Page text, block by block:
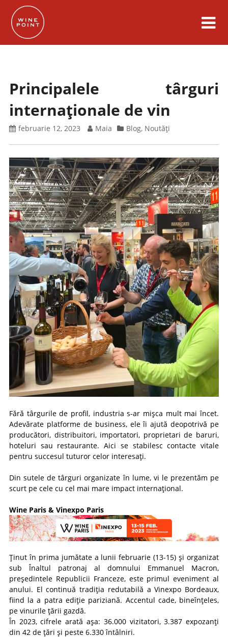
content
Principalele târguri
internaționale de vin
februarie 12, 2023 Maia Blog, Noutăți
Fără târgurile de profil, industria s-ar mișca mult mai încet.
Adevărate platforme de business, ele îi ajută deopotrivă pe
producători, distribuitori, importatori, proprietari de baruri,
hoteluri sau restaurante. Aici se stabilesc contacte vitale
pentru succesul tuturor celor interesați.
Din sutele de târguri organizate în lume, vi le prezentăm pe
scurt pe cele cu cel mai mare impact internațional.
Wine Paris & Vinexpo Paris
Ținut în prima jumătate a lunii februarie (13-15) și organizat
sub Înaltul patronaj al domnului Emmanuel Macron,
președintele Republicii Franceze, este primul eveniment al
anului. El continuă tradiția redutabilă a Vinexpo Bordeaux,
fiind la a patra ediție pariziană. Accentul cade, bineînțeles,
pe vinurile țării gazdă.
În 2023, cifrele arată așa: 36.000 vizitatori, 3.387 expozanți
din 42 de țări și peste 6.330 întâlniri.